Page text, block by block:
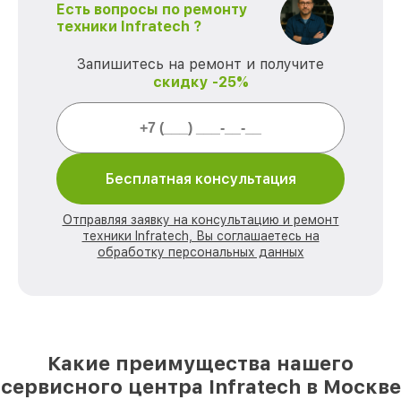
Есть вопросы по ремонту
техники Infratech ?
Запишитесь на ремонт и получите
скидку -25%
Бесплатная консультация
Отправляя заявку на консультацию и ремонт
техники Infratech, Вы соглашаетесь на
обработку персональных данных
Какие преимущества нашего
сервисного центра Infratech в Москве